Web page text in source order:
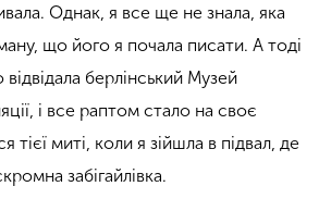
Однак, я все ще не знала, яка
що його я почала писати. А тоді
берлінський Музей
і все раптом стало на своє
тієї миті, коли я зійшла в підвал, де
забігайлівка.